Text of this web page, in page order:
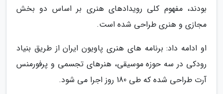
بودند، مفهوم کلی رویدادهای هنری بر اساس دو بخش
مجازی و هنری طراحی شده است.
او ادامه داد: برنامه های هنری پاویون ایران از طریق بنیاد
رودکی در سه حوزه موسیقی، هنرهای تجسمی و پرفورمنس
آرت طراحی شده که طی 180 روز اجرا می شود.